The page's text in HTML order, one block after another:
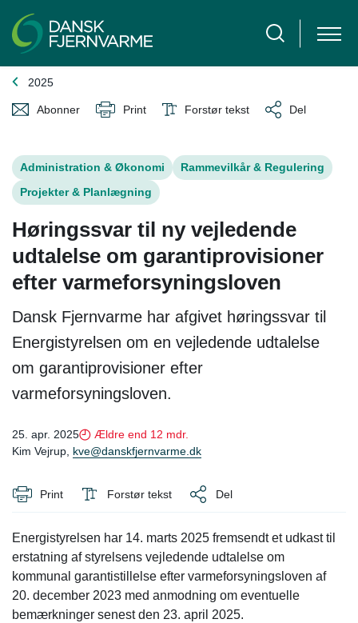
2025
Abonner Print Forstør tekst Del
Administration & Økonomi
Rammevilkår & Regulering
Projekter & Planlægning
Høringssvar til ny vejledende
udtalelse om garantiprovisioner
efter varmeforsyningsloven
Dansk Fjernvarme har afgivet høringssvar til
Energistyrelsen om en vejledende udtalelse
om garantiprovisioner efter
varmeforsyningsloven.
25. apr. 2025
Ældre end 12 mdr.
Kim Vejrup, kve@danskfjernvarme.dk
Print Forstør tekst Del
Energistyrelsen har 14. marts 2025 fremsendt et udkast til
erstatning af styrelsens vejledende udtalelse om
kommunal garantistillelse efter varmeforsyningsloven af
20. december 2023 med anmodning om eventuelle
bemærkninger senest den 23. april 2025.